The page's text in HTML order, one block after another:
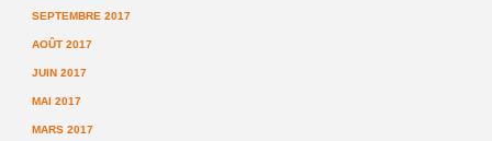
SEPTEMBRE 2017
AOÛT 2017
JUIN 2017
MAI 2017
MARS 2017